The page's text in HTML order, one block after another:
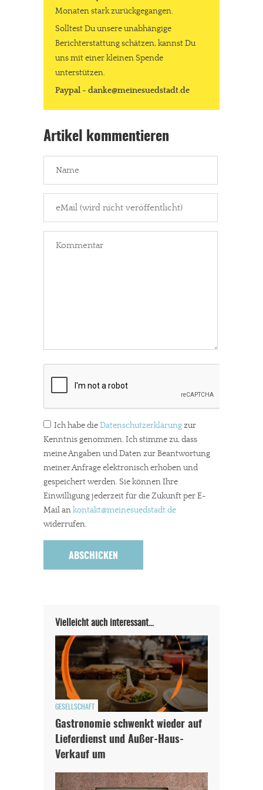
Monaten stark zurückgegangen.
Solltest Du unsere unabhängige
Berichterstattung schätzen, kannst Du
uns mit einer kleinen Spende
unterstützen.
Paypal - danke@meinesuedstadt.de
Artikel kommentieren
Ich habe dieDatenschutzerklärungzur
Kenntnis genommen. Ich stimme zu, dass
meine Angaben und Daten zur Beantwortung
meiner Anfrage elektronisch erhoben und
gespeichert werden. Sie können Ihre
Einwilligung jederzeit für die Zukunft per E-
Mail ankontakt@meinesuedstadt.de
widerrufen.
Vielleicht auch interessant…
GESELLSCHAFT
Gastronomie schwenkt wieder auf
Lieferdienst und Außer-Haus-
Verkauf um